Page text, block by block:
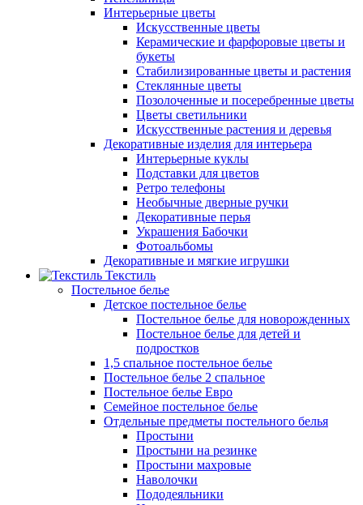
Интерьерные цветы
Искусственные цветы
Керамические и фарфоровые цветы и
букеты
Стабилизированные цветы и растения
Стеклянные цветы
Позолоченные и посеребренные цветы
Цветы светильники
Искусственные растения и деревья
Декоративные изделия для интерьера
Интерьерные куклы
Подставки для цветов
Ретро телефоны
Необычные дверные ручки
Декоративные перья
Украшения Бабочки
Фотоальбомы
Декоративные и мягкие игрушки
Текстиль
Постельное белье
Детское постельное белье
Постельное белье для новорожденных
Постельное белье для детей и
подростков
1,5 спальное постельное белье
Постельное белье 2 спальное
Постельное белье Евро
Семейное постельное белье
Отдельные предметы постельного белья
Простыни
Простыни на резинке
Простыни махровые
Наволочки
Пододеяльники